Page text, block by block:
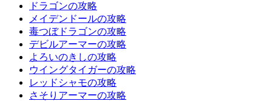
ドラゴンの攻略
メイデンドールの攻略
毒つぼドラゴンの攻略
デビルアーマーの攻略
よろいのきしの攻略
ウイングタイガーの攻略
レッドシャモの攻略
さそりアーマーの攻略